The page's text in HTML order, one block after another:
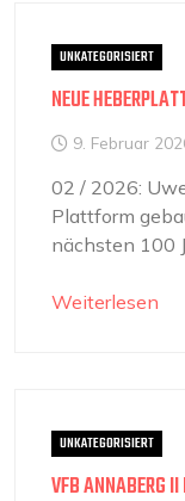
UNKATEGORISIERT
NEUE
9. Februar
02 / 2026:
Plattform
nächsten 100
Weiterlesen
UNKATEGORISIERT
VFB ANNABERG